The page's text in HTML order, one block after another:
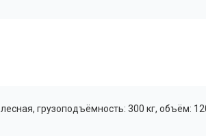
грузоподъёмность: 300 кг, объём: